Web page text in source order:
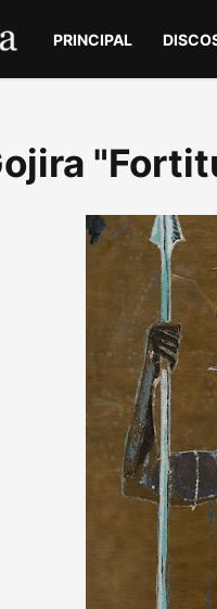
PRINCIPAL